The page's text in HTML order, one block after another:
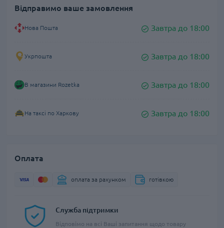
Відправимо ваше замовлення
Нова Пошта Завтра до 18:00
Укрпошта Завтра до 18:00
В магазини Rozetka Завтра до 18:00
На таксі по Харкову Завтра до 18:00
Оплата
оплата за рахунком готівкою
Служба підтримки
Відповімо на всі Ваші запитання щодо товару